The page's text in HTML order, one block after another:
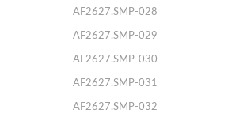
AF2627.SMP-028
AF2627.SMP-029
AF2627.SMP-030
AF2627.SMP-031
AF2627.SMP-032